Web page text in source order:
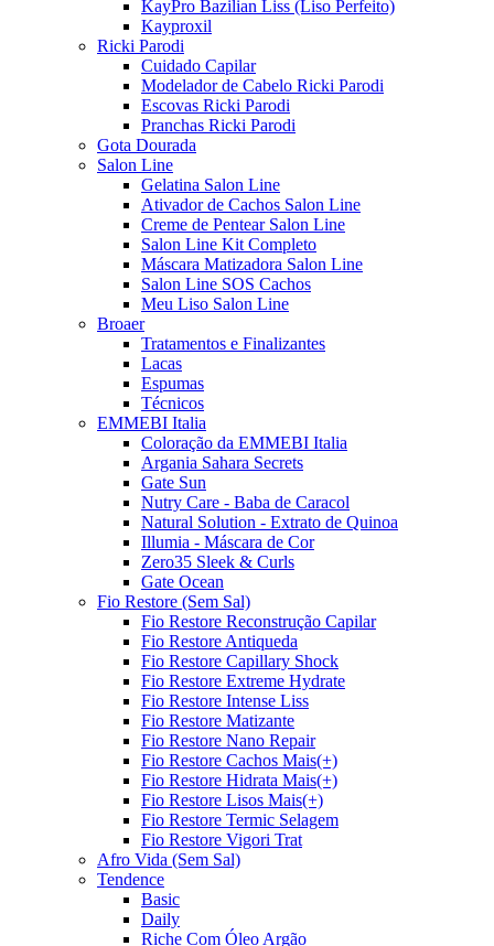
KayPro Bazilian Liss (Liso Perfeito)
Kayproxil
Ricki Parodi
Cuidado Capilar
Modelador de Cabelo Ricki Parodi
Escovas Ricki Parodi
Pranchas Ricki Parodi
Gota Dourada
Salon Line
Gelatina Salon Line
Ativador de Cachos Salon Line
Creme de Pentear Salon Line
Salon Line Kit Completo
Máscara Matizadora Salon Line
Salon Line SOS Cachos
Meu Liso Salon Line
Broaer
Tratamentos e Finalizantes
Lacas
Espumas
Técnicos
EMMEBI Italia
Coloração da EMMEBI Italia
Argania Sahara Secrets
Gate Sun
Nutry Care - Baba de Caracol
Natural Solution - Extrato de Quinoa
Illumia - Máscara de Cor
Zero35 Sleek & Curls
Gate Ocean
Fio Restore (Sem Sal)
Fio Restore Reconstrução Capilar
Fio Restore Antiqueda
Fio Restore Capillary Shock
Fio Restore Extreme Hydrate
Fio Restore Intense Liss
Fio Restore Matizante
Fio Restore Nano Repair
Fio Restore Cachos Mais(+)
Fio Restore Hidrata Mais(+)
Fio Restore Lisos Mais(+)
Fio Restore Termic Selagem
Fio Restore Vigori Trat
Afro Vida (Sem Sal)
Tendence
Basic
Daily
Riche Com Óleo Argão